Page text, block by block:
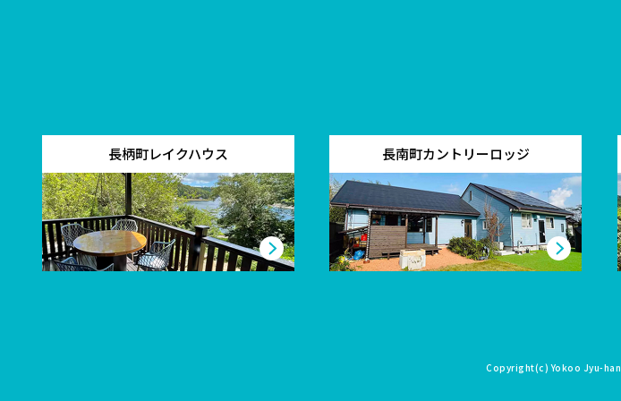
長柄町レイクハウス 長南町カントリーロッジ
Copyright(c)Yokoo Jyu-han